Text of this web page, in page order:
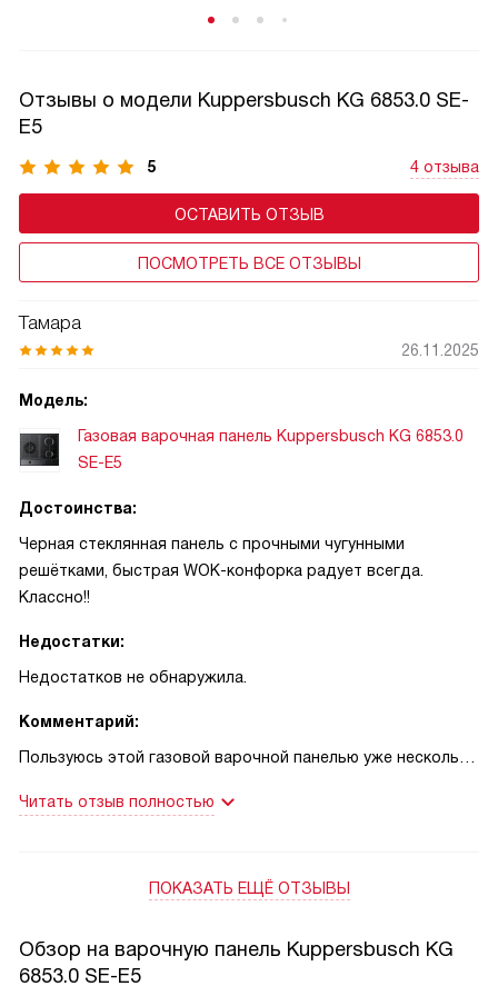
Отзывы о модели Kuppersbusch KG 6853.0 SE-
E5
5 4 отзыва
ОСТАВИТЬ ОТЗЫВ
ПОСМОТРЕТЬ ВСЕ ОТЗЫВЫ
Тамара
26.11.2025
Модель:
Газовая варочная панель Kuppersbusch KG 6853.0
SE-E5
Достоинства:
Черная стеклянная панель с прочными чугунными
решётками, быстрая WOK-конфорка радует всегда.
Классно!!
Недостатки:
Недостатков не обнаружила.
Комментарий:
Пользуюсь этой газовой варочной панелью уже несколько
смотрится аккуратно и легко моется после готовки — для
приятная механика KnobControl, не приходится нажимать
время утром, когда спешу — одной рукой включаю и сразу
ставлю кастрюлю. Наличие трёх конфорок с одной
Читать отзыв полностью
ПОКАЗАТЬ ЕЩЁ ОТЗЫВЫ
Обзор на варочную панель Kuppersbusch KG
6853.0 SE-E5